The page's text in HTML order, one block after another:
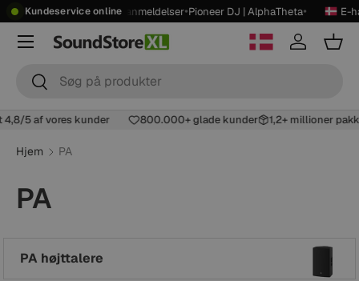
Kundeservice online
Showroom•4,8★14.000+ anmeldelser•Pioneer DJ | AlphaTheta• E-
Søg
Søg
Log indKurv
Menu
4,8/5 af vores kunder 800.000+ glade kunder 1,2+ millioner
Hjem PA
PA
PA højttalere